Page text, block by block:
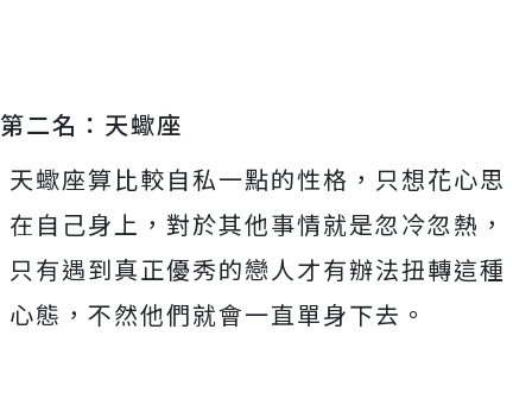
第二名：天蠍座
天蠍座算比較自私一點的性格，只想花心思
在自己身上，對於其他事情就是忽冷忽熱，
只有遇到真正優秀的戀人才有辦法扭轉這種
心態，不然他們就會一直單身下去。